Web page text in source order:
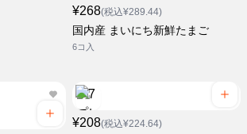
¥268(税込¥289.44)
国内産 まいにち新鮮たまご
6コ入
¥208(税込¥224.64)